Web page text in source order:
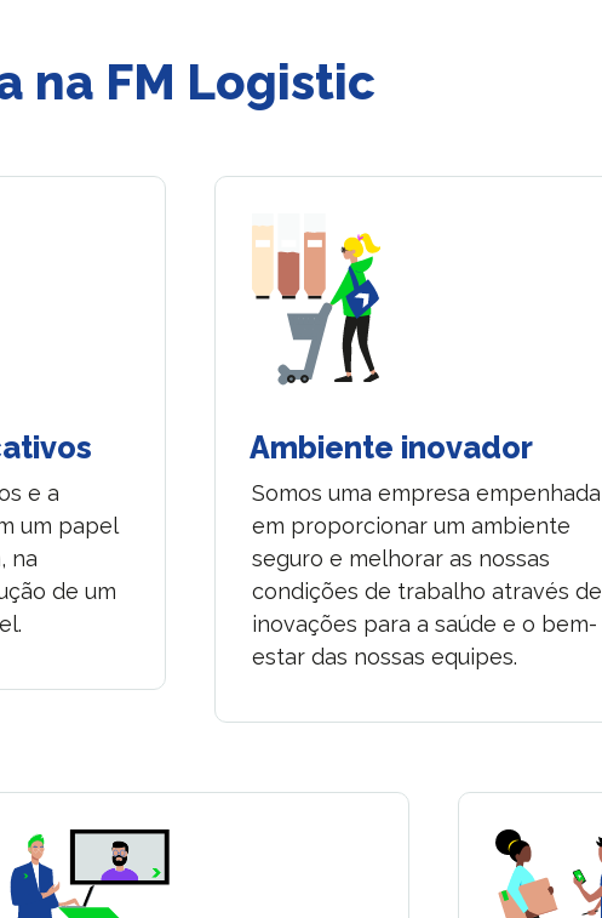
na FM Logistic
e a
um papel
na
de um
Ambiente inovador
Somos uma empresa empenhada
em proporcionar um ambiente
seguro e melhorar as nossas
condições de trabalho através de
inovações para a saúde e o bem-
estar das nossas equipes.